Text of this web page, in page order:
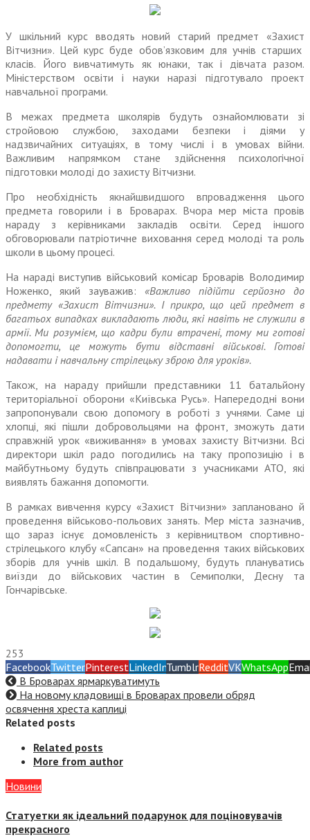
У шкільний курс вводять новий старий предмет «Захист
Вітчизни». Цей курс буде обов’язковим для учнів старших
класів. Його вивчатимуть як юнаки, так і дівчата разом.
Міністерством освіти і науки наразі підготувало проект
навчальної програми.
В межах предмета школярів будуть ознайомлювати зі
стройовою службою, заходами безпеки і діями у
надзвичайних ситуаціях, в тому числі і в умовах війни.
Важливим напрямком стане здійснення психологічної
підготовки молоді до захисту Вітчизни.
Про необхідність якнайшвидшого впровадження цього
предмета говорили і в Броварах. Вчора мер міста провів
нараду з керівниками закладів освіти. Серед іншого
обговорювали патріотичне виховання серед молоді та роль
школи в цьому процесі.
На нараді виступив військовий комісар Броварів Володимир
Ноженко, який зауважив: «Важливо підійти серйозно до
предмету «Захист Вітчизни». І прикро, що цей предмет в
багатьох випадках викладають люди, які навіть не служили в
армії. Ми розумієм, що кадри були втрачені, тому ми готові
допомогти, це можуть бути відставні військові. Готові
надавати і навчальну стрілецьку зброю для уроків».
Також, на нараду прийшли представники 11 батальйону
територіальної оборони «Київська Русь». Напередодні вони
запропонували свою допомогу в роботі з учнями. Саме ці
хлопці, які пішли добровольцями на фронт, зможуть дати
справжній урок «виживання» в умовах захисту Вітчизни. Всі
директори шкіл радо погодились на таку пропозицію і в
майбутньому будуть співпрацювати з учасниками АТО, які
виявлять бажання допомогти.
В рамках вивчення курсу «Захист Вітчизни» заплановано й
проведення військово-польових занять. Мер міста зазначив,
що зараз існує домовленість з керівництвом спортивно-
стрілецького клубу «Сапсан» на проведення таких військових
зборів для учнів шкіл. В подальшому, будуть плануватись
виїзди до військових частин в Семиполки, Десну та
Гончарівське.
253
FacebookTwitterPinterestLinkedInTumblrRedditVKWhatsApp
В Броварах ярмаркуватимуть
На новому кладовищі в Броварах провели обряд
освячення хреста каплиці
Related posts
Related posts
More from author
Новини
Статуетки як ідеальний подарунок для поціновувачів
прекрасного